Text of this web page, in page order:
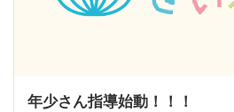
年少さん指導始動！！！